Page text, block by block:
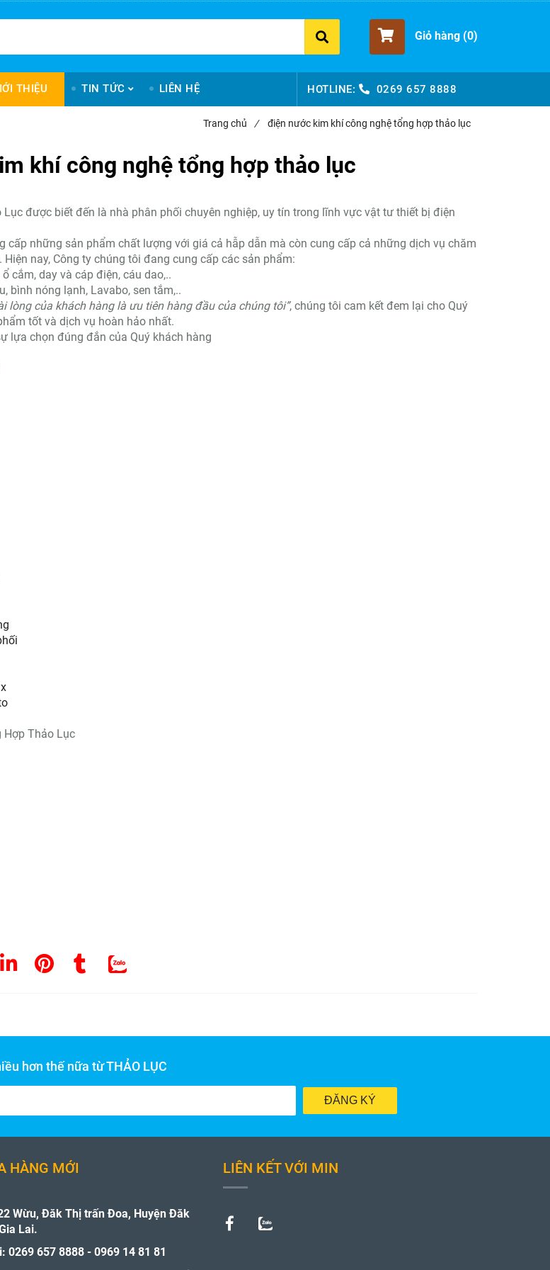
Giỏ hàng (0)
THIỆU TIN TỨC LIÊN HỆ HOTLINE: 0269 657 8888
Trang chủ / điện nước kim khí công nghệ tổng hợp thảo lục
khí công nghệ tổng hợp thảo lục
được biết đến là nhà phân phối chuyên nghiệp, uy tín trong lĩnh vực vật tư thiết bị điện
cấp những sản phẩm chất lượng với giá cả hẫp dẫn mà còn cung cấp cả những dịch vụ chăm
nay, Công ty chúng tôi đang cung cấp các sản phẩm:
ổ cắm, day và cáp điện, cáu dao,..
bình nóng lạnh, Lavabo, sen tắm,..
lòng của khách hàng là ưu tiên hàng đầu của chúng tôi”, chúng tôi cam kết đem lại cho Quý
tốt và dịch vụ hoàn hảo nhất.
lựa chọn đúng đắn của Quý khách hàng
Thảo Lục
hơn thế nữa từ THẢO LỤC
ĐĂNG KÝ
HÀNG MỚI
Wừu, Đăk Thị trấn Đoa, Huyện Đăk
Lai.
0269 657 8888 - 0969 14 81 81
LIÊN KẾT VỚI MIN